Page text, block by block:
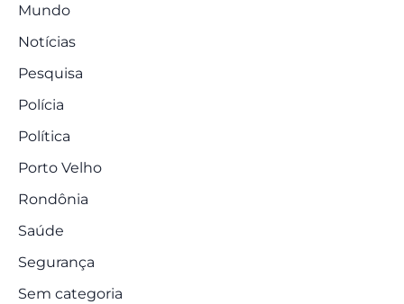
Mundo
Notícias
Pesquisa
Polícia
Política
Porto Velho
Rondônia
Saúde
Segurança
Sem categoria